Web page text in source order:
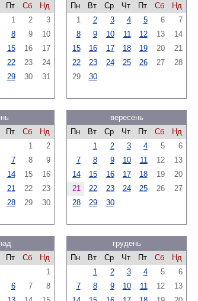
Пт Сб
Нд
1
2
3
8 9
10
15 16
17
22 23
24
29 30 31
Пн
Вт Ср Чт Пт Сб
Нд
1
2 3 4 5 6
7
8
9 10 11 12 13
14
15
16 17 18 19 20
21
22
23 24 25 26 27
28
29
30
Пт Сб
Нд
1
2
7 8
9
14 15
16
21 22
23
28 29
30
вересень
Пн
Вт Ср Чт Пт Сб
Нд
1
2 3 4 5
6
7
8 9 10 11 12
13
14
15 16 17 18 19
20
21
22 23 24 25 26
27
28
29 30
Пт Сб
Нд
1
6 7
8
грудень
Пн
Вт Ср Чт Пт Сб
Нд
1
2 3 4 5
6
7
8 9 10 11 12
13